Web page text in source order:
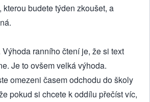
budete týden zkoušet, a
ranního čtení je, že si text
Je to ovšem velká výhoda.
omezeni časem odchodu do školy
pokud si chcete k oddílu přečíst víc,